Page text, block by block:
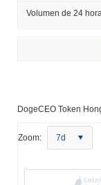
Volumen de 24
DogeCEO Token
Zoom: 7d